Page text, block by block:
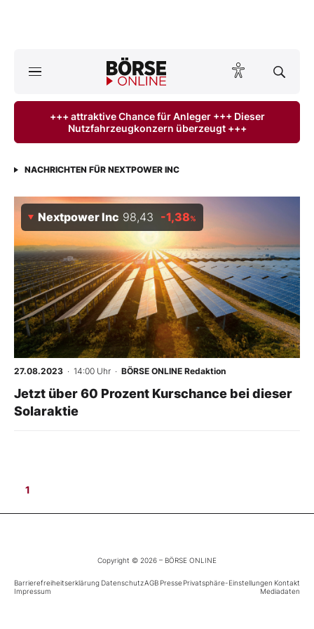
Anlageprodukte
Finanz-Check
Abo & Shop
BO-Musterdepots
Experten
Mein B:O
Mein Konto
Folgen Sie uns
+++ attraktive Chance für Anleger +++ Dieser
Nutzfahrzeugkonzern überzeugt +++
NACHRICHTEN FÜR NEXTPOWER INC
Nextpower Inc 98,43 -1,38%
27.08.2023 · 14:00 Uhr · BÖRSE ONLINE Redaktion
Jetzt über 60 Prozent Kurschance bei dieser
Solaraktie
1
Copyright © 2026 – BÖRSE ONLINE
Barrierefreiheitserklärung DatenschutzAGB PressePrivatsphäre-Einstellungen Kontakt
Impressum
Mediadaten